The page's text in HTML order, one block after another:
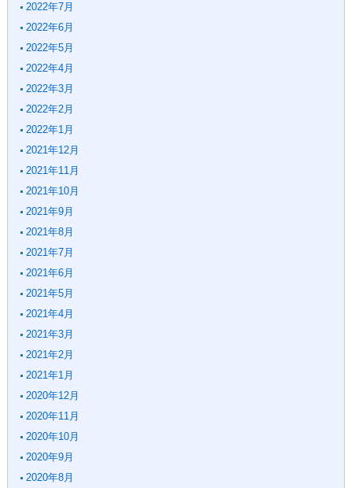
2022年7月
2022年6月
2022年5月
2022年4月
2022年3月
2022年2月
2022年1月
2021年12月
2021年11月
2021年10月
2021年9月
2021年8月
2021年7月
2021年6月
2021年5月
2021年4月
2021年3月
2021年2月
2021年1月
2020年12月
2020年11月
2020年10月
2020年9月
2020年8月